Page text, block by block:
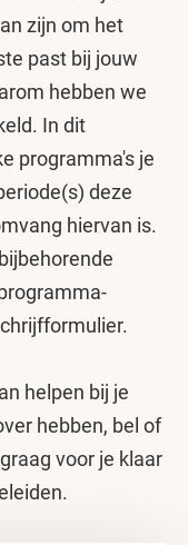
zijn om het
past bij jouw
hebben we
In dit
programma's je
deze
hiervan is.
helpen bij je
hebben, bel of
voor je klaar